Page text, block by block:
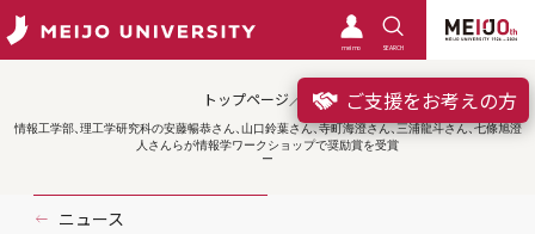
meimo SEARCH
ご支援をお考えの方
トップページ／受賞
情報工学部、理工学研究科の安藤暢恭さん、山口鈴葉さん、寺町海澄さん、三浦龍斗さん、七條旭澄
人さんらが情報学ワークショップで奨励賞を受賞
ニュース